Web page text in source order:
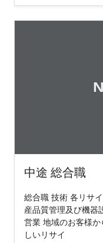
中途 総合職
総合職 技術 各リサ
産品質管理及び機器
営業 地域のお客様
しいリサイ